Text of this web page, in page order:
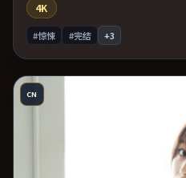
4K
#惊悚 #完结 +3
CN